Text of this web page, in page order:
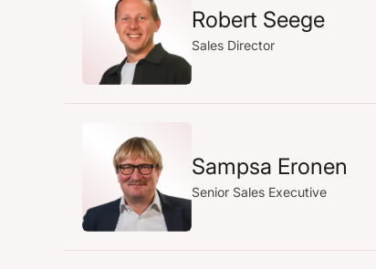
Robert Seege
Sales Director
Sampsa Eronen
Senior Sales Executive